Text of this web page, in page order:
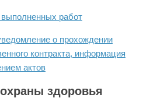
выполненных работ
о прохождении
контракта, информация
актов
здоровья